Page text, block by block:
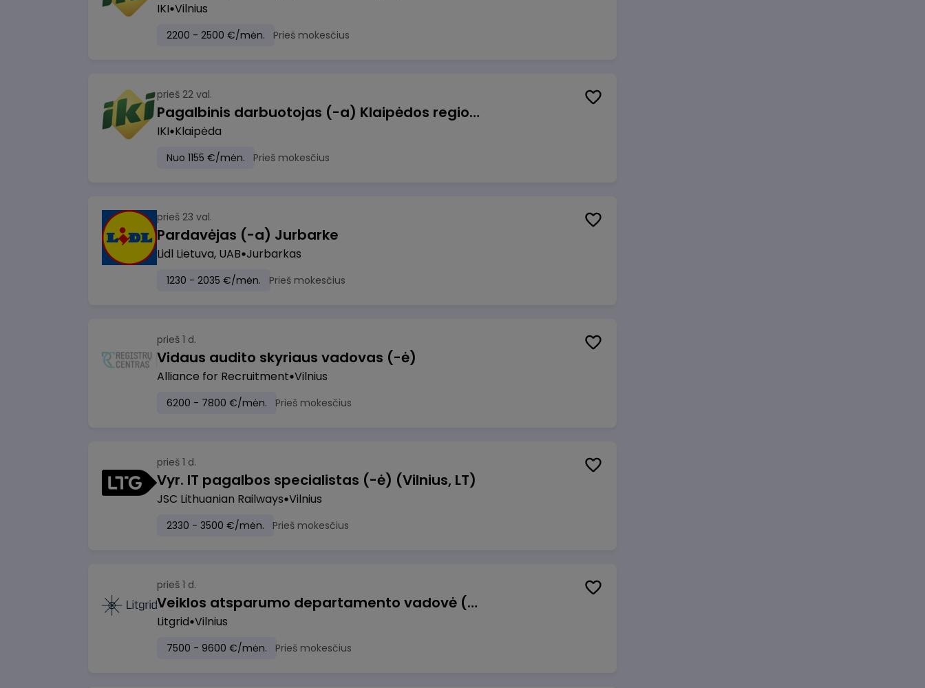
IKI Vilnius
2200 - 2500 €/mėn. Prieš mokesčius
prieš 22 val.
Pagalbinis darbuotojas (-a) Klaipėdos regioninėje kepykloje (indų plovime)
IKI Klaipėda
Nuo 1155 €/mėn. Prieš mokesčius
prieš 23 val.
Pardavėjas (-a) Jurbarke
Lidl Lietuva, UAB Jurbarkas
1230 - 2035 €/mėn. Prieš mokesčius
prieš 1 d.
Vidaus audito skyriaus vadovas (-ė)
Alliance for Recruitment Vilnius
6200 - 7800 €/mėn. Prieš mokesčius
prieš 1 d.
Vyr. IT pagalbos specialistas (-ė) (Vilnius, LT)
JSC Lithuanian Railways Vilnius
2330 - 3500 €/mėn. Prieš mokesčius
prieš 1 d.
Veiklos atsparumo departamento vadovė (-as)
Litgrid Vilnius
7500 - 9600 €/mėn. Prieš mokesčius